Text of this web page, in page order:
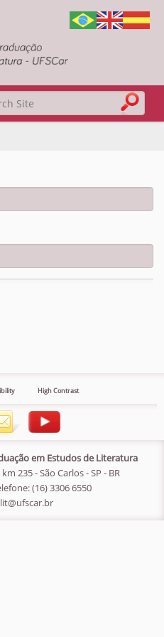
High Contrast
em Estudos de Literatura
235 - São Carlos - SP - BR
(16) 3306 6550